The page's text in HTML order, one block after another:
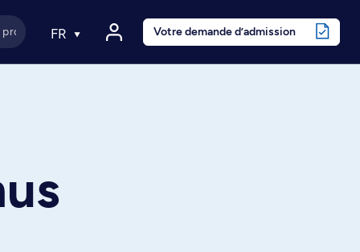
FR Votre demande d’admission